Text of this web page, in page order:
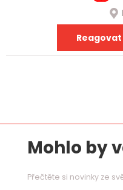
Mohlo by
Přečtěte si novinky ze